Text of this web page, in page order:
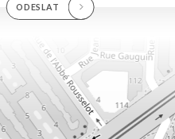
ODESLAT